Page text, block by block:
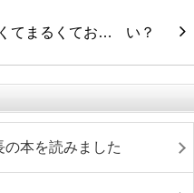
てまるくてお…
本を読みました